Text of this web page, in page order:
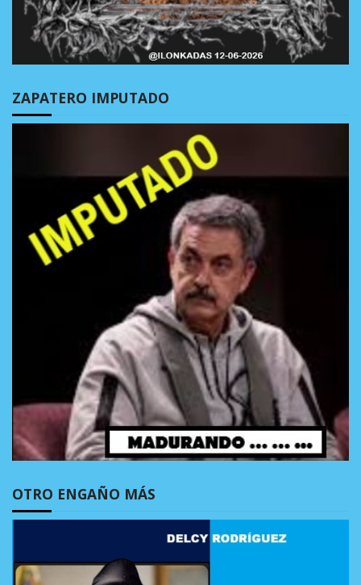
ZAPATERO IMPUTADO
OTRO ENGAÑO MÁS